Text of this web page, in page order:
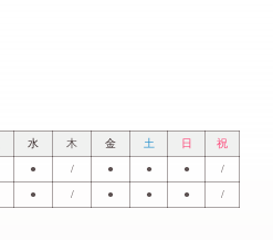
水 木 金 土 日 祝
● / ● ● ● /
● / ● ● ● /